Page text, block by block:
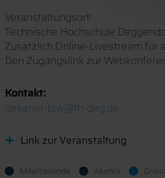
Veranstaltungsort:
Technische Hochschule
Zusätzlich Online-Livestream für
Den Zugangslink zur
Kontakt:
dekanat-biw@th-deg.de
Link zur Veranstaltung
Mitarbeitende Alumni